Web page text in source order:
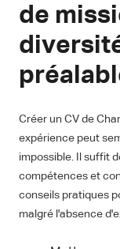
de
Créer un CV de
expérience peut
impossible. Il suffit
compétences et
conseils pratiques
malgré l'absence